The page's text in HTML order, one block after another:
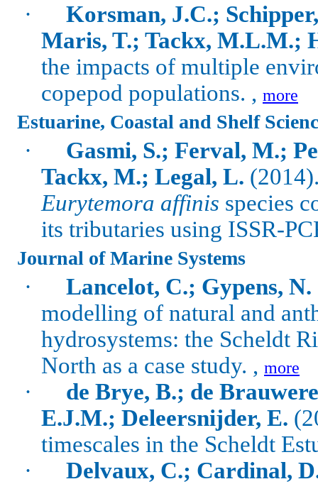
·
Korsman, J.C.;
Maris, T.; Tackx, M.L.M.;
the impacts of multiple
copepod populations. , more
Estuarine, Coastal and Shelf
·
Gasmi, S.; Ferval, M.;
Tackx, M.; Legal, L.
Eurytemora affinis species
its tributaries using ISSR-
Journal of Marine Systems
· Lancelot, C.; Gypens, N.
modelling of natural and
hydrosystems: the Scheldt
North as a case study. , more
·
de Brye, B.; de
E.J.M.; Deleersnijder, E.
timescales in the Scheldt
·
Delvaux, C.; Cardinal,